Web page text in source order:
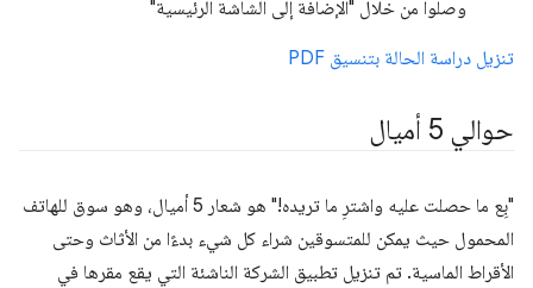
وصلوا من خلال "الإضافة إلى الشاشة الرئيسية"
تنزيل دراسة الحالة بتنسيق PDF
حوالي 5 أميال
"بِع ما حصلت عليه واشترِ ما تريده!" هو شعار 5 أميال، وهو سوق للهاتف
المحمول حيث يمكن للمتسوقين شراء كل شيء بدءًا من الأثاث وحتى
الأقراط الماسية. تم تنزيل تطبيق الشركة الناشئة التي يقع مقرها في